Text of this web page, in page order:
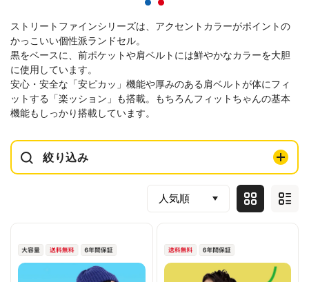
ストリートファインシリーズは、アクセントカラーがポイントの
かっこいい個性派ランドセル。
黒をベースに、前ポケットや肩ベルトには鮮やかなカラーを大胆
に使用しています。
安心・安全な「安ピカッ」機能や厚みのある肩ベルトが体にフィ
ットする「楽ッション」も搭載。もちろんフィットちゃんの基本
機能もしっかり搭載しています。
絞り込み